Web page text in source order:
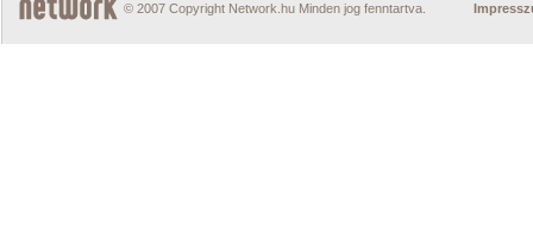
© 2007 Copyright Network.hu Minden jog fenntartva.